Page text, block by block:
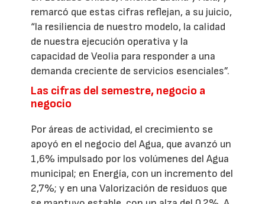
remarcó que estas cifras reflejan, a su juicio,
“la resiliencia de nuestro modelo, la calidad
de nuestra ejecución operativa y la
capacidad de Veolia para responder a una
demanda creciente de servicios esenciales”.
Las cifras del semestre, negocio a
negocio
Por áreas de actividad, el crecimiento se
apoyó en el negocio del Agua, que avanzó un
1,6% impulsado por los volúmenes del Agua
municipal; en Energía, con un incremento del
2,7%; y en una Valorización de residuos que